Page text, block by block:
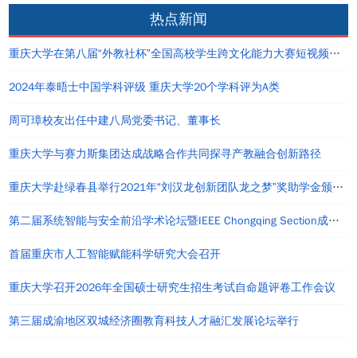
热点新闻
重庆大学在第八届“外教社杯”全国高校学生跨文化能力大赛短视频大赛中荣获佳绩
2024年泰晤士中国学科评级 重庆大学20个学科评为A类
周可璋校友出任中建八局党委书记、董事长
重庆大学与赛力斯集团达成战略合作共同探寻产教融合创新路径
重庆大学赴绿春县举行2021年“刘汉龙创新团队龙之梦”奖助学金颁发仪式
第二届系统智能与安全前沿学术论坛暨IEEE Chongqing Section成立仪式在重庆举办
首届重庆市人工智能赋能科学研究大会召开
重庆大学召开2026年全国硕士研究生招生考试自命题评卷工作会议
第三届成渝地区双城经济圈教育科技人才融汇发展论坛举行